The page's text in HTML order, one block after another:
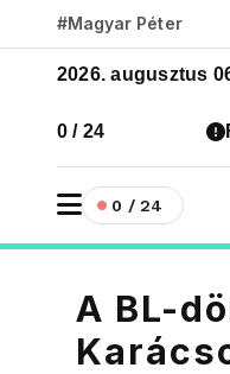
#Magyar Péter
2026. augusztus
0 / 24
0 / 24
A BL-